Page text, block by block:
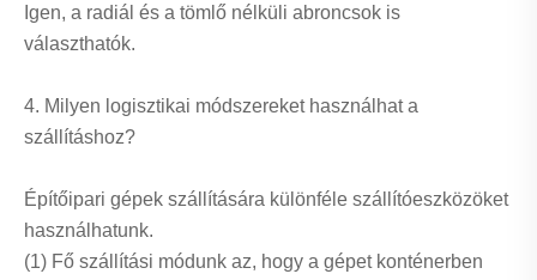
Igen, a radiál és a tömlő nélküli abroncsok is
választhatók.
4. Milyen logisztikai módszereket használhat a
szállításhoz?
Építőipari gépek szállítására különféle szállítóeszközöket
használhatunk.
(1) Fő szállítási módunk az, hogy a gépet konténerben